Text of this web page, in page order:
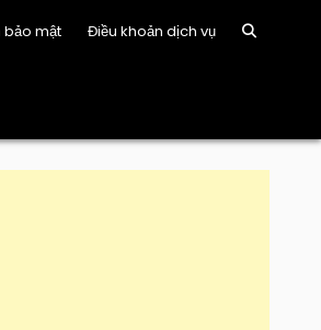
mật Điều khoản dịch vụ